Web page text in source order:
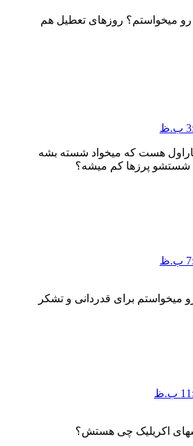
رو میخواستم؟ روزهای تعطیل هم
هست که میخواد شسته بشه
شستشو پرزها کم میشه؟
برای قدردانی و تشکر
اکریلیک چی هستش؟